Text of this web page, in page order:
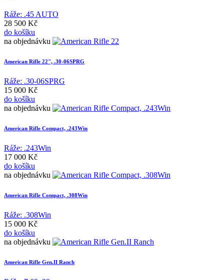
Ráže: .45 AUTO
28 500 Kč
do košíku
na objednávku
American Rifle 22", .30-06SPRG
Ráže: .30-06SPRG
15 000 Kč
do košíku
na objednávku
American Rifle Compact, .243Win
Ráže: .243Win
17 000 Kč
do košíku
na objednávku
American Rifle Compact, .308Win
Ráže: .308Win
15 000 Kč
do košíku
na objednávku
American Rifle Gen.II Ranch